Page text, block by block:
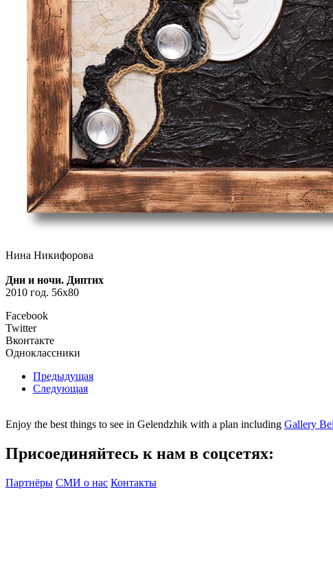
Нина Никифорова
Дни и ночи. Диптих
2010 год. 56х80
Facebook
Twitter
Вконтакте
Одноклассники
Предыдущая
Следующая
Enjoy the best things to see in Gelendzhik with a plan including Gallery
Присоединяйтесь к нам в соцсетях:
Партнёры СМИ о нас Контакты